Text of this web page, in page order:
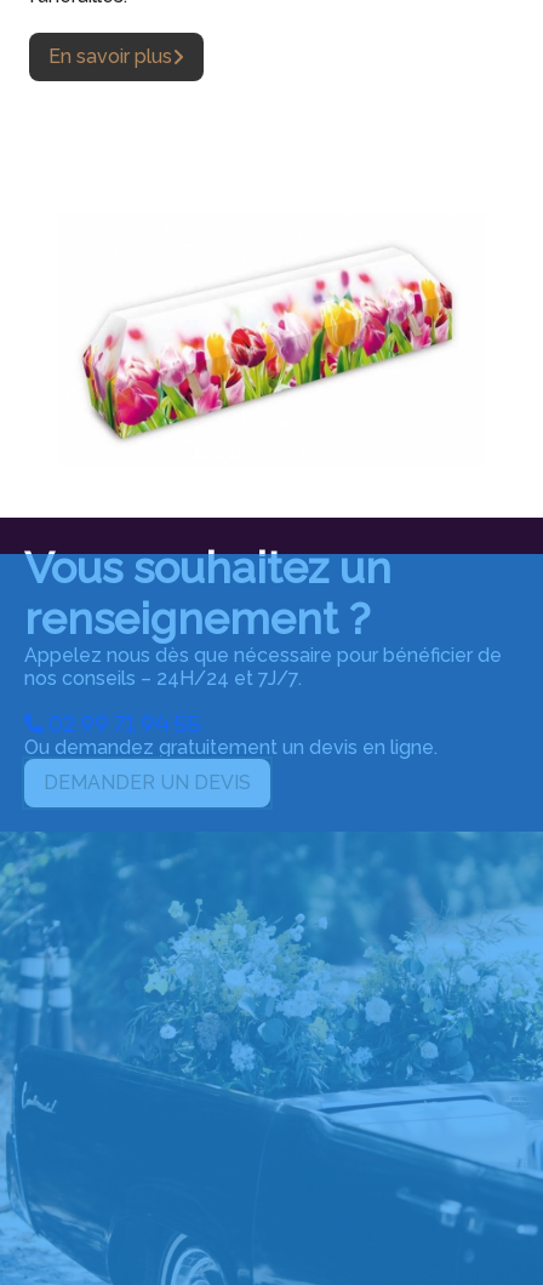
En savoir plus
Vous souhaitez un
renseignement ?
Appelez nous dès que nécessaire pour bénéficier de
nos conseils – 24H/24 et 7J/7.
02 99 71 94 55
Ou demandez gratuitement un devis en ligne.
DEMANDER UN DEVIS